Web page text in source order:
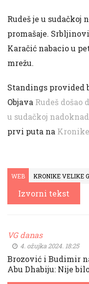
Rudeš je u sudačkoj
promašaje.
Karačić nabacio u
mrežu.
Standings provided
Objava Rudeš došao
u sudačkoj
prvi puta na
WEB KRONIKE VELIKE
Izvorni tekst
VG danas
4. ožujka 2024. 18:25
Brozović i Budimir
Abu Dhabiju: Nije